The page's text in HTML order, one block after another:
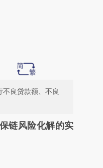
不良贷款额、不良
：本文由第三方
文章
风险化解的实